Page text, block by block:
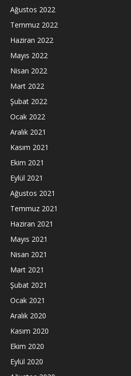
Ağustos 2022
Temmuz 2022
Haziran 2022
Mayıs 2022
Nisan 2022
Mart 2022
Şubat 2022
Ocak 2022
Aralık 2021
Kasım 2021
Ekim 2021
Eylül 2021
Ağustos 2021
Temmuz 2021
Haziran 2021
Mayıs 2021
Nisan 2021
Mart 2021
Şubat 2021
Ocak 2021
Aralık 2020
Kasım 2020
Ekim 2020
Eylül 2020